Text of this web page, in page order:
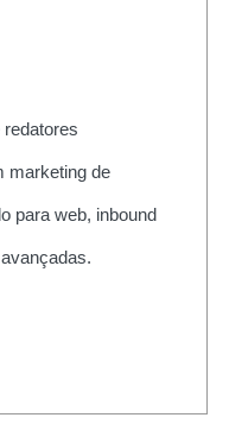
marketing de
para web, inbound